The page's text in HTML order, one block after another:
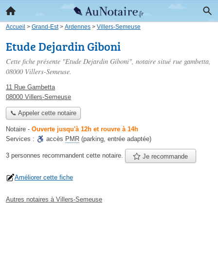
Accueil > Grand-Est> Ardennes > Villers-Semeuse
Etude Dejardin Giboni
Cette fiche présente "Etude Dejardin Giboni", notaire situé rue gambetta,
08000 Villers-Semeuse.
11 Rue Gambetta
08000 Villers-Semeuse
📞 Appeler cette notaire
Notaire - Ouverte jusqu'à 12h et rouvre à 14h
Services :
accès PMR (parking, entrée adaptée)
3 personnes recommandent cette notaire. Je recommande
Améliorer cette fiche
Autres notaires à Villers-Semeuse